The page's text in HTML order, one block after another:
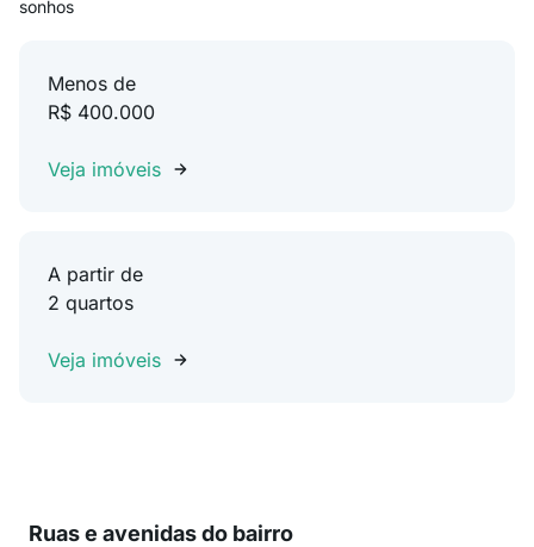
sonhos
Menos de
R$ 400.000
Veja imóveis
A partir de
2 quartos
Veja imóveis
Ruas e avenidas do bairro